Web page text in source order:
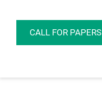
CALL FOR PAPERS